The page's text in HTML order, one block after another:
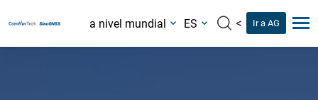
a nivel mundial ES < Ir a AG